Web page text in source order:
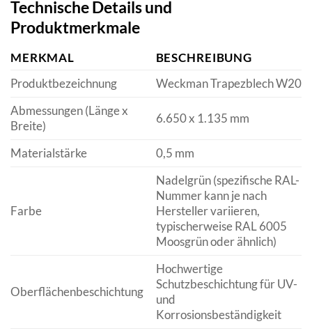
Technische Details und
Produktmerkmale
MERKMAL
BESCHREIBUNG
Produktbezeichnung
Weckman Trapezblech W20
Abmessungen (Länge x
Breite)
6.650 x 1.135 mm
Materialstärke 0,5 mm
Farbe
Nadelgrün (spezifische RAL-
Nummer kann je nach
Hersteller variieren,
typischerweise RAL 6005
Moosgrün oder ähnlich)
Oberflächenbeschichtung
Hochwertige
Schutzbeschichtung für UV-
und
Korrosionsbeständigkeit